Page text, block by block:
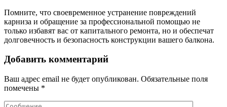
Помните, что своевременное устранение повреждений
карниза и обращение за профессиональной помощью не
только избавят вас от капитального ремонта, но и обеспечат
долговечность и безопасность конструкции вашего балкона.
Добавить комментарий
Ваш адрес email не будет опубликован. Обязательные поля
помечены *